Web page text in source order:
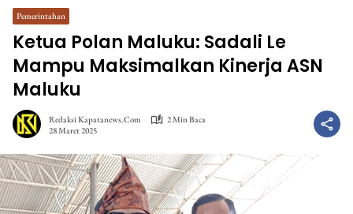
Pemerintahan
Ketua Polan Maluku: Sadali Le
Mampu Maksimalkan Kinerja ASN
Maluku
Redaksi Kapatanews.com
2 Min Baca
28 Maret 2025